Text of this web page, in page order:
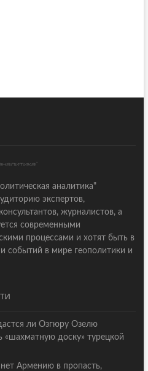
аналитика"
экспертов,
журналистов, а
современными
процессами и хотят быть в
событий в мире геополитики и
ли Озгюру Озелю
«шахматную доску» турецкой
Армению в пропасть,